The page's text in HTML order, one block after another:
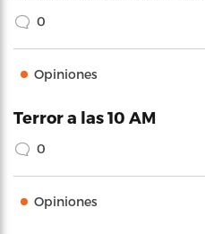
0
Opiniones
Terror a las 10 AM
0
Opiniones